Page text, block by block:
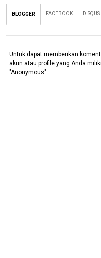
BLOGGER FACEBOOK DISQUS
Untuk dapat memberikan
akun atau profile yang Anda
"Anonymous"